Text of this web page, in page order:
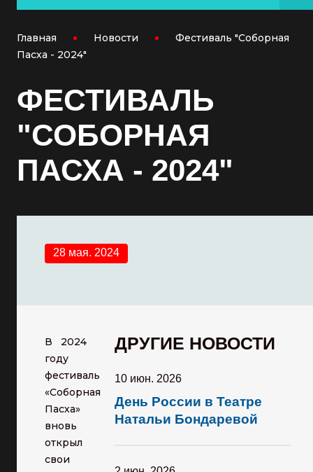
Главная Новости
Фестиваль "Соборная
Пасха - 2024"
ФЕСТИВАЛЬ
"СОБОРНАЯ
ПАСХА - 2024"
28 мая. 2024
В 2024
году
фестиваль
«Соборная
Пасха»
вновь
открыл
свои
ДРУГИЕ НОВОСТИ
10 июн. 2026
День России в Театре
Натальи Бондаревой